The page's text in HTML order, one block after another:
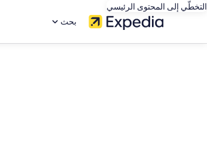
التخطّي إلى المحتوى الرئيسي
بحث